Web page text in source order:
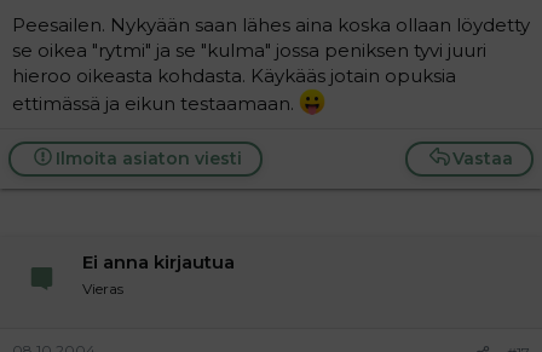
ainakin minun kohdallani.
Mutta kaikkihan me erilaisia olemme. Onnea ja
kärsivällisyyttä opetteluun, pitkiä esileikkejä ja rohkeutta
kertoa miehelle, mistä oikeasti nauttii! :heart:
Peesailen. Nykyään saan lähes aina koska ollaan löydetty
se oikea "rytmi" ja se "kulma" jossa peniksen tyvi juuri
hieroo oikeasta kohdasta. Käykääs jotain opuksia
ettimässä ja eikun testaamaan.
Vastaa
Ilmoita asiaton viesti
Ei anna kirjautua
Vieras